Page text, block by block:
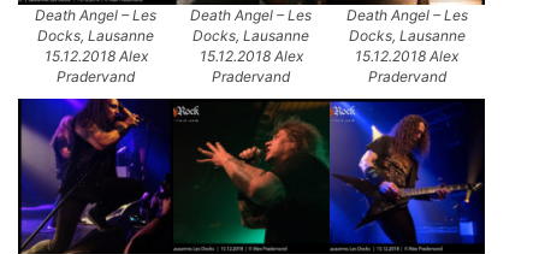
Death Angel – Les
Docks, Lausanne
15.12.2018 Alex
Pradervand
Death Angel – Les
Docks, Lausanne
15.12.2018 Alex
Pradervand
Death Angel – Les
Docks, Lausanne
15.12.2018 Alex
Pradervand